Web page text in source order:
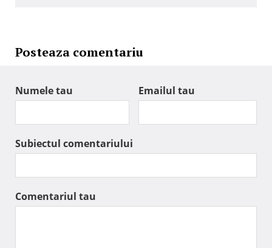
Posteaza comentariu
Numele tau Emailul tau
Subiectul comentariului
Comentariul tau